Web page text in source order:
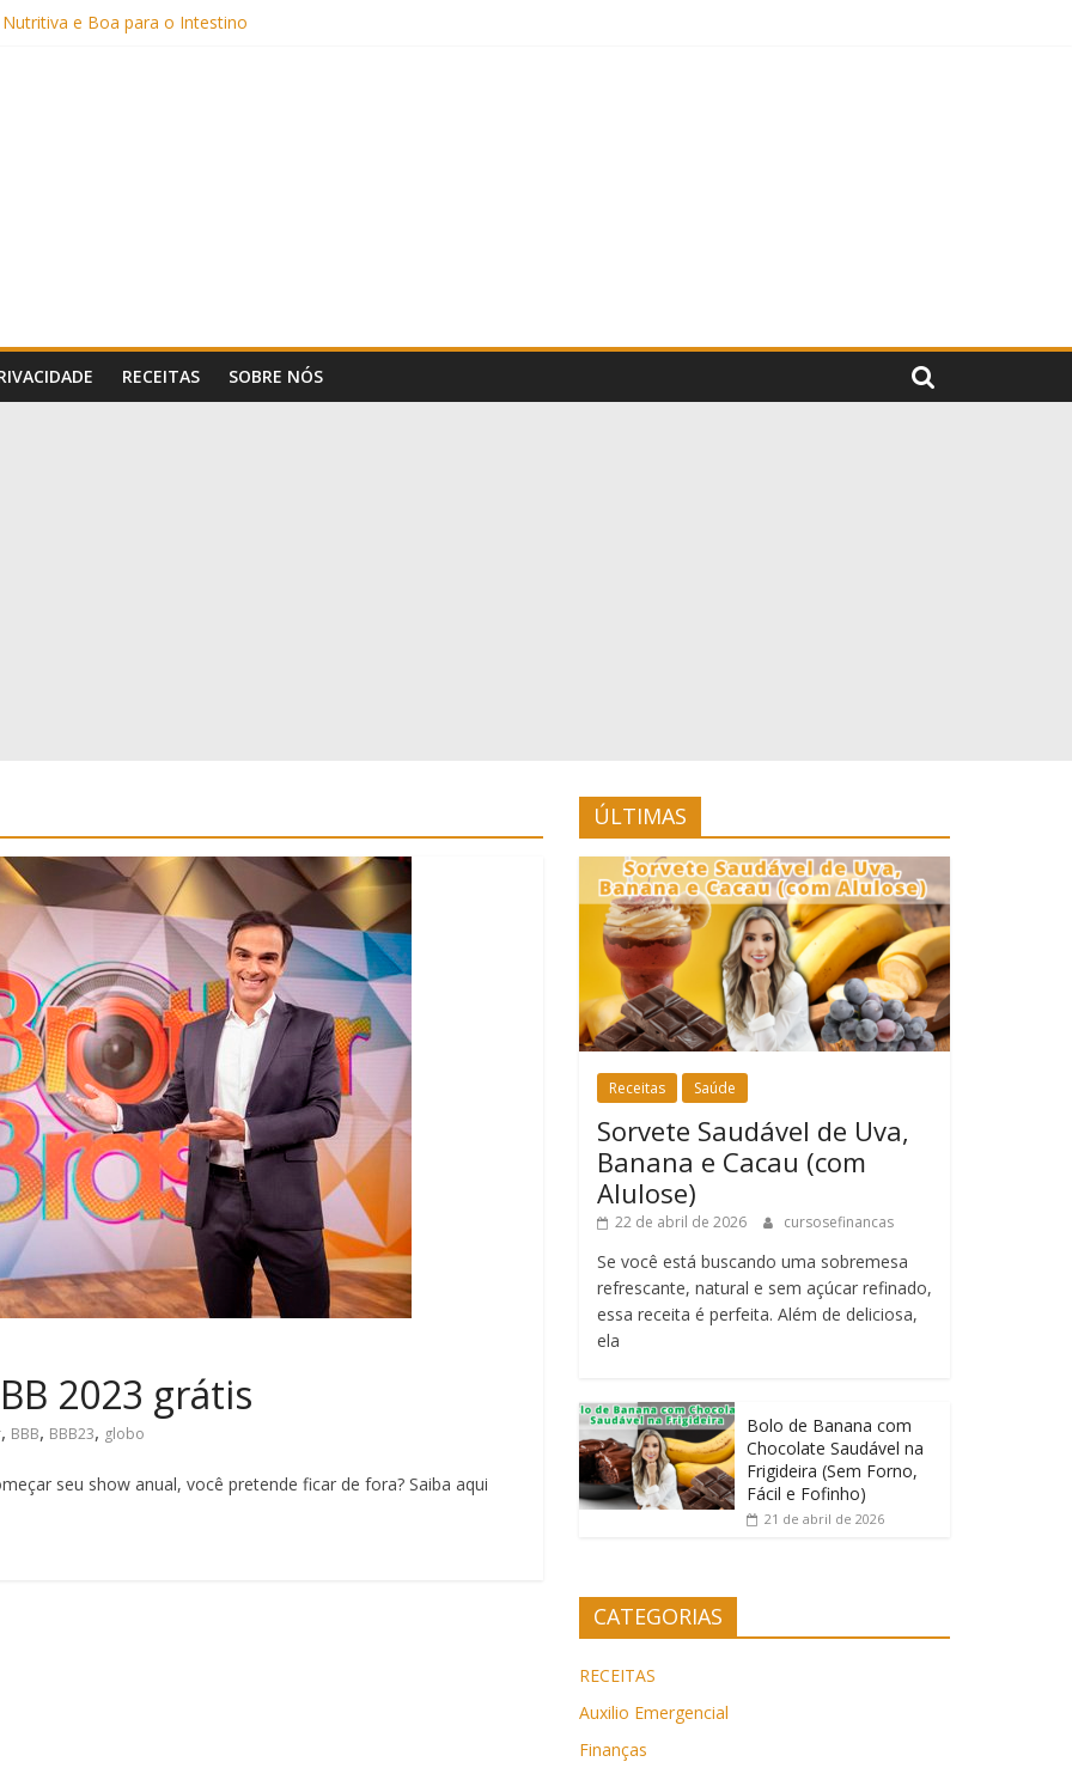
e Boa para o Intestino
(Sem Forno, Fácil e Fofinho)
Receita Prática e Deliciosa
RECEITAS SOBRE NÓS
2023 grátis
, BBB, BBB23, globo
seu show anual, você pretende ficar de fora? Saiba aqui
ÚLTIMAS
Receitas Saúde
Sorvete Saudável de Uva,
Banana e Cacau (com
Alulose)
22 de abril de 2026 cursosefinancas
Se você está buscando uma sobremesa
refrescante, natural e sem açúcar refinado,
essa receita é perfeita. Além de deliciosa,
ela
Bolo de Banana com
Chocolate Saudável na
Frigideira (Sem Forno,
Fácil e Fofinho)
21 de abril de 2026
CATEGORIAS
RECEITAS
Auxilio Emergencial
Finanças